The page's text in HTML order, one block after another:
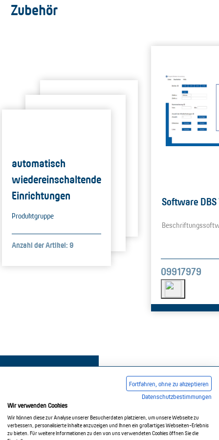
Zubehör
automatisch
wiedereinschaltende
Einrichtungen
Produktgruppe
Anzahl der Artikel: 9
Software DBS
09917979
Impressum AGB Datenschutzerklärung
Fortfahren, ohne zu akzeptieren
Datenschutzbestimmungen
Wir verwenden Cookies
Wir können diese zur Analyse unserer Besucherdaten platzieren, um unsere Webseite zu
verbessern, personalisierte Inhalte anzuzeigen und Ihnen ein großartiges Webseiten-Erlebnis
zu bieten. Für weitere Informationen zu den von uns verwendeten Cookies öffnen Sie die